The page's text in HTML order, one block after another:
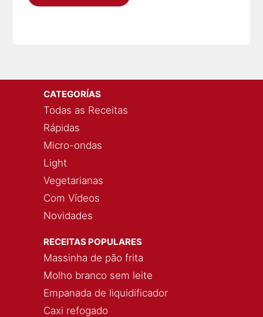
CATEGORÍAS
Todas as Receitas
Rápidas
Micro-ondas
Light
Vegetarianas
Com Vídeos
Novidades
RECEITAS POPULARES
Massinha de pão frita
Molho branco sem leite
Empanada de liquidificador
Caxi refogado